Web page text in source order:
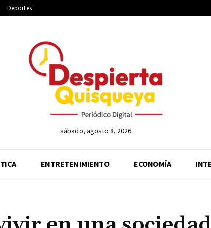
Deportes
sábado, agosto 8, 2026
ENTRETENIMIENTO ECONOMÍA